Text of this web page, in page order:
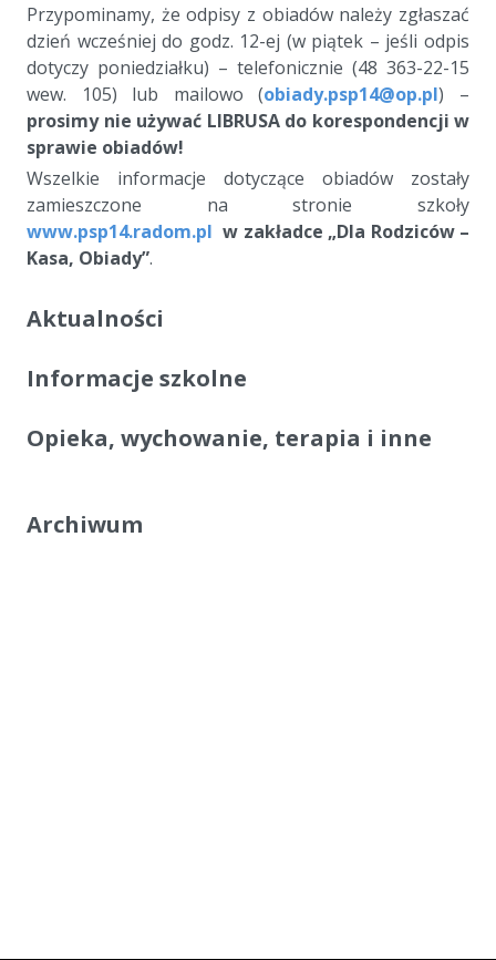
Przypominamy, że odpisy z obiadów należy zgłaszać
dzień wcześniej do godz. 12-ej (w piątek – jeśli odpis
dotyczy poniedziałku) – telefonicznie (48 363-22-15
wew. 105) lub mailowo (obiady.psp14@op.pl) –
prosimy nie używać LIBRUSA do korespondencji w
sprawie obiadów!
Wszelkie informacje dotyczące obiadów zostały
zamieszczone na stronie szkoły
www.psp14.radom.pl w zakładce „Dla Rodziców –
Kasa, Obiady”.
Aktualności
Informacje szkolne
Opieka, wychowanie, terapia i inne
Archiwum